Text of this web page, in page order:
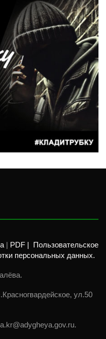
| PDF |
Пользовательское
персональных данных.
ул.50